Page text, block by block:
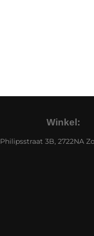
Winkel:
Philipsstraat 3B, 2722NA